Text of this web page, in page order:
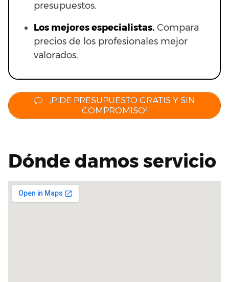
presupuestos.
Los mejores especialistas. Compara
precios de los profesionales mejor
valorados.
¡PIDE PRESUPUESTO GRATIS Y SIN
COMPROMISO!
Dónde damos servicio